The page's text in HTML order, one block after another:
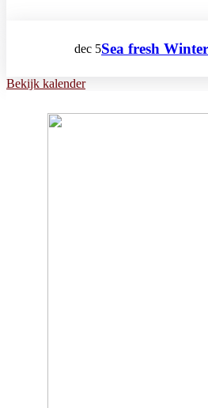
dec 5Sea fresh
Bekijk kalender